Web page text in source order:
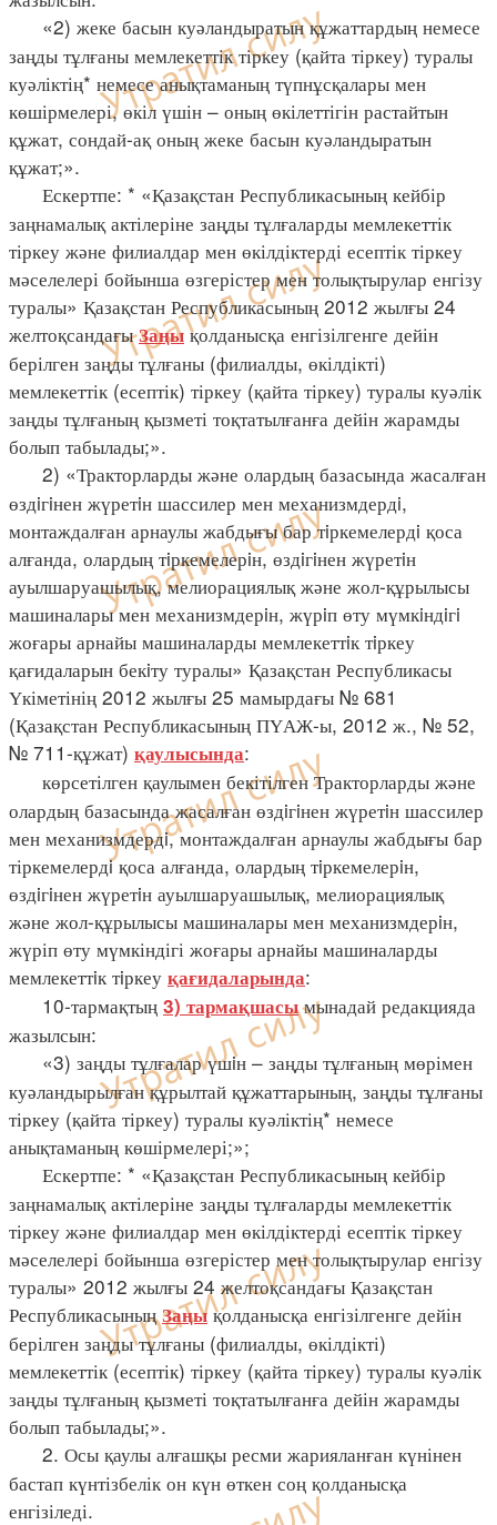
«2) жеке басын куәландыратын құжаттардың немесе
заңды тұлғаны мемлекеттік тіркеу (қайта тіркеу) туралы
куәліктің* немесе анықтаманың түпнұсқалары мен
көшірмелері, өкіл үшін – оның өкілеттігін растайтын
құжат, сондай-ақ оның жеке басын куәландыратын
құжат;».
Ескертпе: * «Қазақстан Республикасының кейбір
заңнамалық актілеріне заңды тұлғаларды мемлекеттік
тіркеу және филиалдар мен өкілдіктерді есептік тіркеу
мәселелері бойынша өзгерістер мен толықтырулар енгізу
туралы» Қазақстан Республикасының 2012 жылғы 24
желтоқсандағыЗаңықолданысқа енгізілгенге дейін
берілген заңды тұлғаны (филиалды, өкілдікті)
мемлекеттік (есептік) тіркеу (қайта тіркеу) туралы куәлік
заңды тұлғаның қызметі тоқтатылғанға дейін жарамды
болып табылады;».
2) «Тракторларды және олардың базасында жасалған
өздiгiнен жүретiн шассилер мен механизмдердi,
монтаждалған арнаулы жабдығы бар тiркемелердi қоса
алғанда, олардың тiркемелерiн, өздiгiнен жүретiн
ауылшаруашылық, мелиорациялық және жол-құрылысы
машиналары мен механизмдерiн, жүрiп өту мүмкiндiгi
жоғары арнайы машиналарды мемлекеттiк тiркеу
қағидаларын бекiту туралы» Қазақстан Республикасы
Үкіметінің 2012 жылғы 25 мамырдағы № 681
(Қазақстан Республикасының ПҮАЖ-ы, 2012 ж., № 52,
№ 711-құжат) қаулысында:
көрсетілген қаулымен бекітілген Тракторларды және
олардың базасында жасалған өздiгiнен жүретiн шассилер
мен механизмдердi, монтаждалған арнаулы жабдығы бар
тіркемелердi қоса алғанда, олардың тiркемелерiн,
өздiгiнен жүретiн ауылшаруашылық, мелиорациялық
және жол-құрылысы машиналары мен механизмдерiн,
жүріп өту мүмкіндігі жоғары арнайы машиналарды
мемлекеттiк тiркеу қағидаларында:
10-тармақтың 3) тармақшасымынадай редакцияда
жазылсын:
«3) заңды тұлғалар үшiн – заңды тұлғаның мөрімен
куәландырылған құрылтай құжаттарының, заңды тұлғаны
тіркеу (қайта тіркеу) туралы куәліктің* немесе
анықтаманың көшірмелері;»;
Ескертпе: * «Қазақстан Республикасының кейбір
заңнамалық актілеріне заңды тұлғаларды мемлекеттік
тіркеу және филиалдар мен өкілдіктерді есептік тіркеу
мәселелері бойынша өзгерістер мен толықтырулар енгізу
туралы» 2012 жылғы 24 желтоқсандағы Қазақстан
РеспубликасыныңЗаңықолданысқа енгізілгенге дейін
берілген заңды тұлғаны (филиалды, өкілдікті)
мемлекеттік (есептік) тіркеу (қайта тіркеу) туралы куәлік
заңды тұлғаның қызметі тоқтатылғанға дейін жарамды
болып табылады;».
2. Осы қаулы алғашқы ресми жарияланған күнінен
бастап күнтізбелік он күн өткен соң қолданысқа
енгізіледі.